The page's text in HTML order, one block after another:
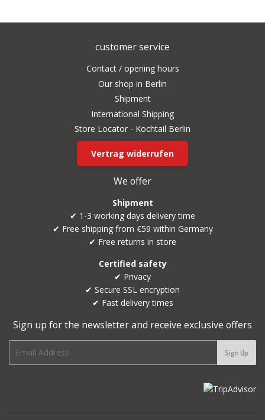
customer service
Contact / opening hours
Our shop in Berlin
Shipment
International Shipping
Store Locator - Kochtail Berlin
Vertrag widerrufen
We offer
Shipment
✔ 1-3 working days delivery time
✔ Free shipping from €59 within Germany
✔ Free returns in store
Certified safety
✔ Privacy
✔ Secure SSL encryption
✔ Fast delivery times
Sign up for the newsletter and receive exclusive offers
mail
Sign Up